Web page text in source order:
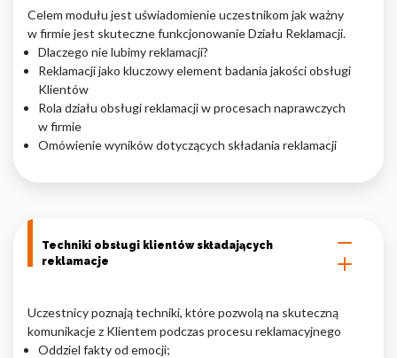
Celem modułu jest uświadomienie uczestnikom jak ważny
w firmie jest skuteczne funkcjonowanie Działu Reklamacji.
Dlaczego nie lubimy reklamacji?
Reklamacji jako kluczowy element badania jakości obsługi
Klientów
Rola działu obsługi reklamacji w procesach naprawczych
w firmie
Omówienie wyników dotyczących składania reklamacji
Techniki obsługi klientów składających
reklamacje
Uczestnicy poznają techniki, które pozwolą na skuteczną
komunikacje z Klientem podczas procesu reklamacyjnego
Oddziel fakty od emocji;
Nieklasyfikowane
Nieklasyfikowane pliki cookie, to pliki, które są w procesie
klasyfikowania, wraz z dostawcami poszczególnych ciasteczek.
Odrzuć
Zapisz moje preferencje